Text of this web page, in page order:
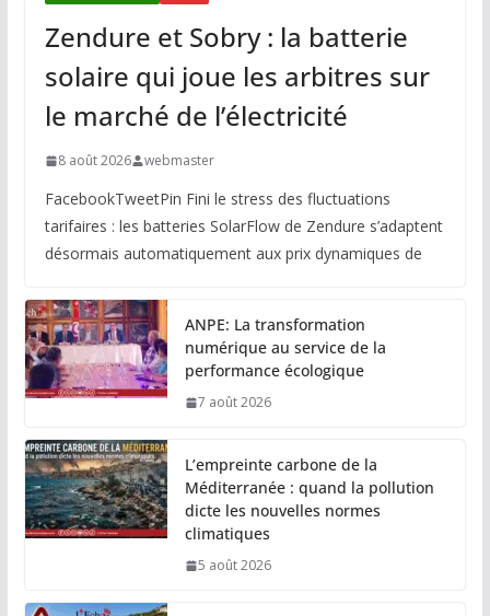
Zendure et Sobry : la batterie
solaire qui joue les arbitres sur
le marché de l’électricité
8 août 2026 webmaster
FacebookTweetPin Fini le stress des fluctuations
tarifaires : les batteries SolarFlow de Zendure s’adaptent
désormais automatiquement aux prix dynamiques de
ANPE: La transformation
numérique au service de la
performance écologique
7 août 2026
L’empreinte carbone de la
Méditerranée : quand la pollution
dicte les nouvelles normes
climatiques
5 août 2026